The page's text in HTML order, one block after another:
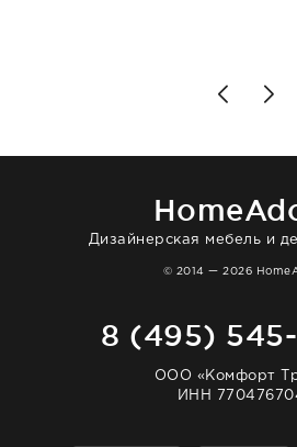
то качество выше всяких
Дизайнерская мебель и
© 2014 — 2026
8 (495)
ООО «Комфорт
ИНН